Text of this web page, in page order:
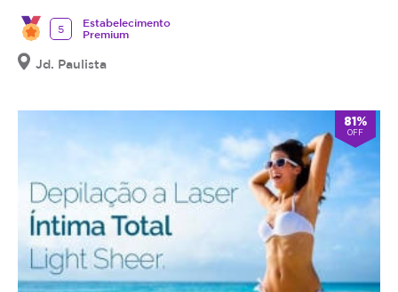
5
Estabelecimento
Premium
Jd. Paulista
81%
OFF